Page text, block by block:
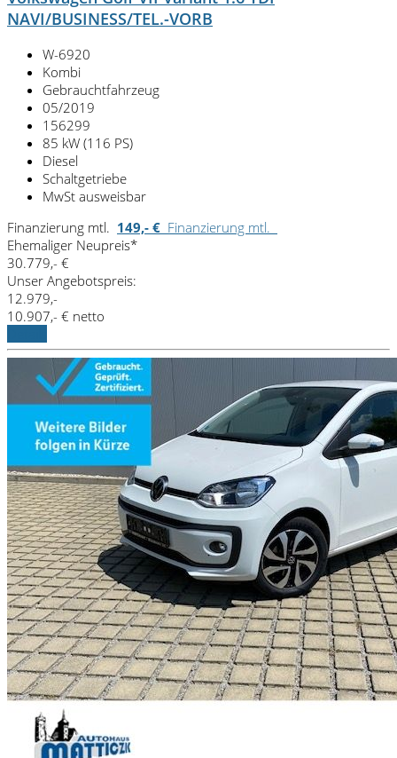
NAVI/BUSINESS/TEL.-VORB
W-6920
Kombi
Gebrauchtfahrzeug
05/2019
156299
85 kW (116 PS)
Diesel
Schaltgetriebe
MwSt ausweisbar
Finanzierung mtl. 149,- € Finanzierung mtl.
Ehemaliger Neupreis*
30.779,- €
Unser Angebotspreis:
12.979,-
10.907,- € netto